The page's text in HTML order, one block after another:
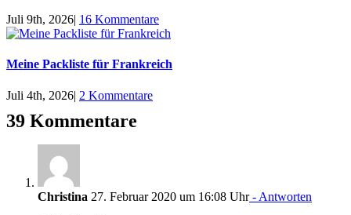
Juli 9th, 2026| 16 Kommentare
Meine Packliste für Frankreich
Juli 4th, 2026| 2 Kommentare
39 Kommentare
Christina 27. Februar 2020 um 16:08 Uhr- Antworten